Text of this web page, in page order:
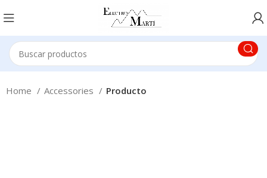
Home Accessories Producto